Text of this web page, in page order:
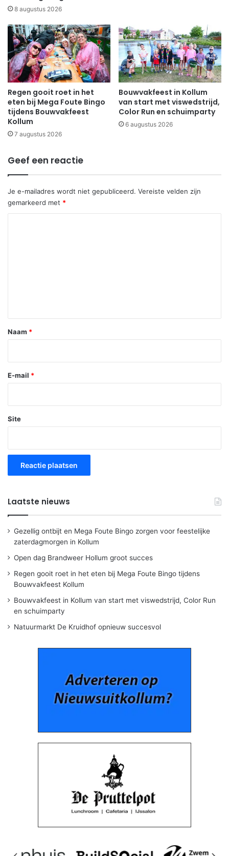
8 augustus 2026
Regen gooit roet in het
eten bij Mega Foute Bingo
tijdens Bouwvakfeest
Kollum
7 augustus 2026
Bouwvakfeest in Kollum
van start met viswedstrijd,
Color Run en schuimparty
6 augustus 2026
Geef een reactie
Je e-mailadres wordt niet gepubliceerd. Vereiste velden zijn
gemarkeerd met *
*
Naam *
E-mail *
Site
Laatste nieuws
Gezellig ontbijt en Mega Foute Bingo zorgen voor feestelijke
zaterdagmorgen in Kollum
Open dag Brandweer Hollum groot succes
Regen gooit roet in het eten bij Mega Foute Bingo tijdens
Bouwvakfeest Kollum
Bouwvakfeest in Kollum van start met viswedstrijd, Color Run
en schuimparty
Natuurmarkt De Kruidhof opnieuw succesvol